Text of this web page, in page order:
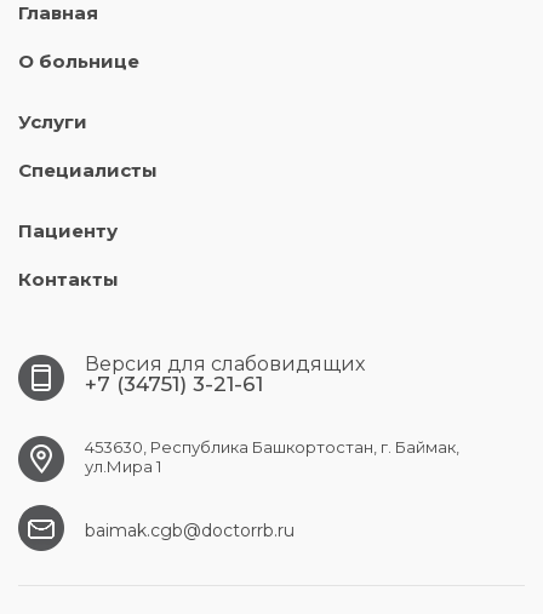
Главная
О больнице
Услуги
Специалисты
Пациенту
Контакты
Версия для слабовидящих
+7 (34751) 3-21-61
453630, Республика Башкортостан, г. Баймак,
ул.Мира 1
baimak.cgb@doctorrb.ru